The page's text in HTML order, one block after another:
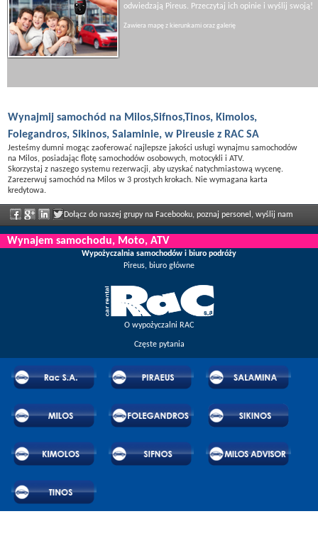
odwiedzają Pireus. Przeczytaj ich opinie i wyślij swoją!
Zawiera mapę z kierunkami oraz galerię
Wynajmij samochód na Milos,Sifnos,Tinos, Kimolos,
Folegandros, Sikinos, Salaminie, w Pireusie z RAC SA
Jesteśmy dumni mogąc zaoferować najlepsze jakości usługi wynajmu samochodów
na Milos, posiadając flotę samochodów osobowych, motocykli i ATV.
Skorzystaj z naszego systemu rezerwacji, aby uzyskać natychmiastową wycenę.
Zarezerwuj samochód na Milos w 3 prostych krokach. Nie wymagana karta
kredytowa.
Dołącz do naszej grupy na Facebooku, poznaj personel, wyślij nam
swoją opinię i ciesz się regularnie ogłaszanymi zniżkami i ofertami.
Wynajem samochodu, Moto, ATV
Wypożyczalnia samochodów i biuro podróży
Pireus, biuro główne
O wypożyczalni RAC
Częste pytania